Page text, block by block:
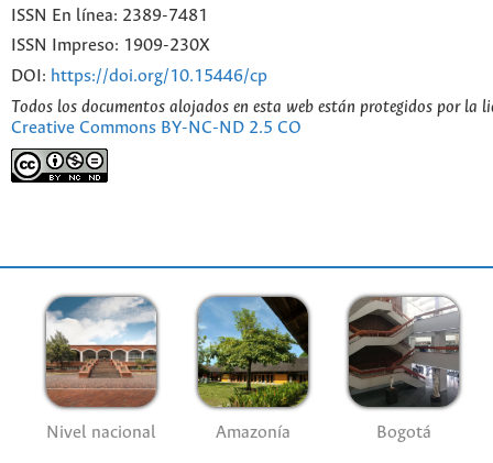
ISSN En línea: 2389-7481
ISSN Impreso: 1909-230X
DOI: https://doi.org/10.15446/cp
Todos los documentos alojados en esta web están protegidos por la
Creative Commons BY-NC-ND 2.5 CO
Nivel nacional Amazonía Bogotá